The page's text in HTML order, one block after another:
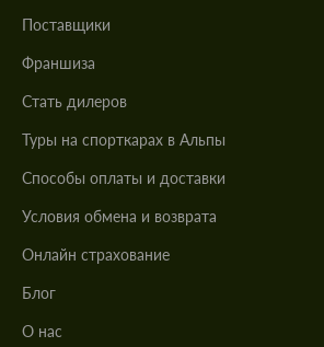
Поставщики
Франшиза
Стать дилеров
Туры на спорткарах в Альпы
Cпособы оплаты и доставки
Условия обмена и возврата
Онлайн страхование
Блог
О нас